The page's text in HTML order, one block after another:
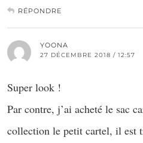
RÉPONDRE
YOONA
27 DÉCEMBRE 2018 / 12:57
Super look !
Par contre, j’ai acheté le sac
collection le petit cartel, il est